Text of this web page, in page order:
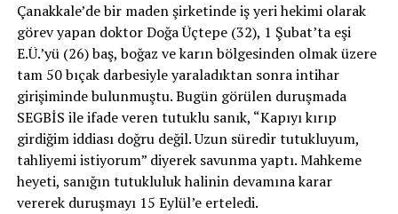
Çanakkale’de bir maden şirketinde iş yeri hekimi olarak
görev yapan doktor Doğa Üçtepe (32), 1 Şubat’ta eşi
E.Ü.’yü (26) baş, boğaz ve karın bölgesinden olmak üzere
tam 50 bıçak darbesiyle yaraladıktan sonra intihar
girişiminde bulunmuştu. Bugün görülen duruşmada
SEGBİS ile ifade veren tutuklu sanık, “Kapıyı kırıp
girdiğim iddiası doğru değil. Uzun süredir tutukluyum,
tahliyemi istiyorum” diyerek savunma yaptı. Mahkeme
heyeti, sanığın tutukluluk halinin devamına karar
vererek duruşmayı 15 Eylül’e erteledi.